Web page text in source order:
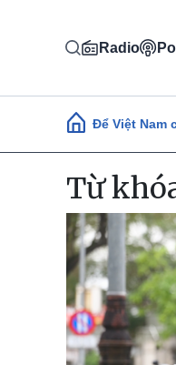
Radio
Main Để Việt Nam
Từ